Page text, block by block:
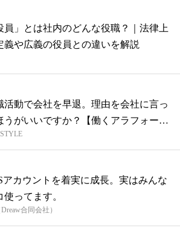
員」とは社内のどんな役職？｜法律上
義や広義の役員との違いを解説
活動で会社を早退。理由を会社に言っ
うがいいですか？【働くアラフォー質
...
アカウントを着実に成長。実はみんな
使ってます。
合同会社）